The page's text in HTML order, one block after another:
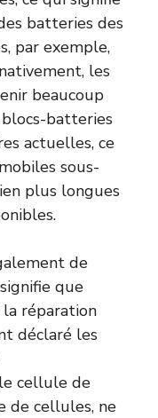
batteries des
par exemple,
les
beaucoup
batteries
actuelles, ce
sous-
plus longues
de
que
la réparation
déclaré les
cellule de
de cellules, ne